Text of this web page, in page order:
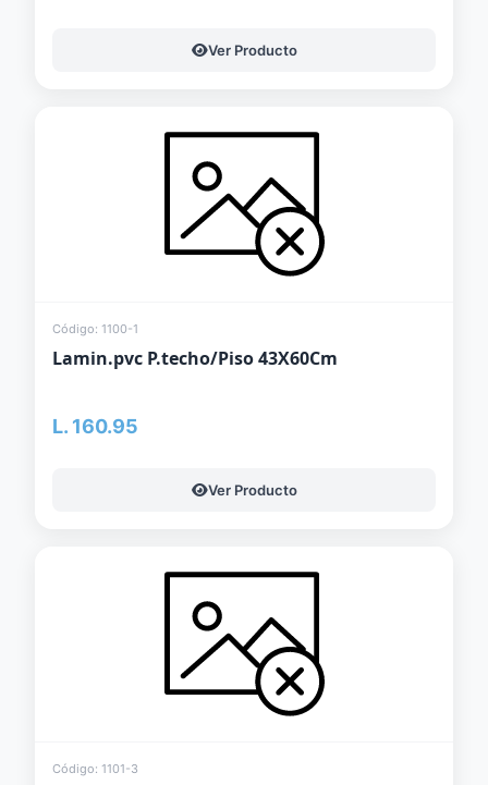
Ver Producto
Código: 1100-1
Lamin.pvc P.techo/Piso 43X60Cm
L. 160.95
Ver Producto
Código: 1101-3